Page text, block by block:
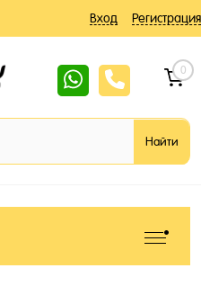
Вход Регистрация
0